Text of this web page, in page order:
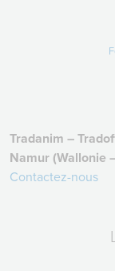
Tradanim –
Namur (Wallonie
Contactez-nous